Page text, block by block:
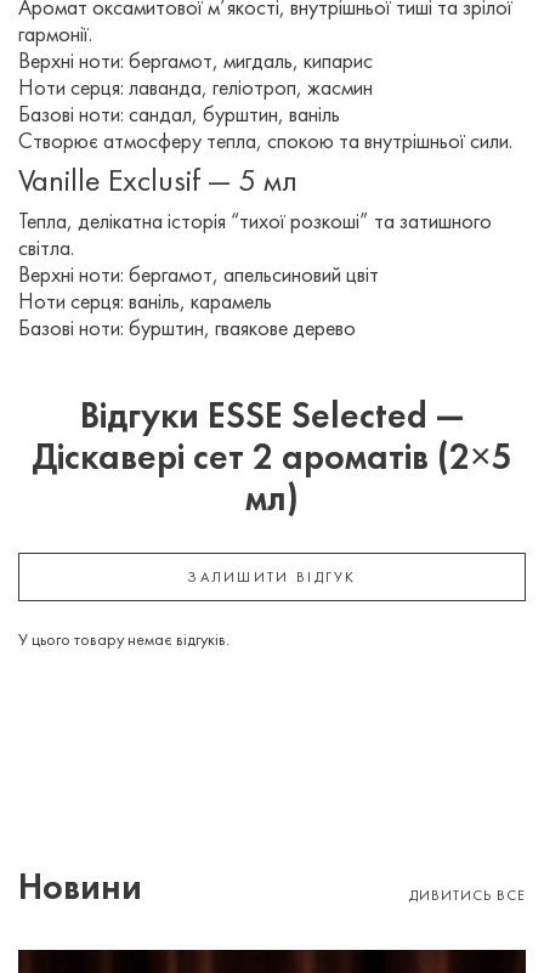
Аромат оксамитової м’якості, внутрішньої тиші та зрілої
гармонії.
Верхні ноти: бергамот, мигдаль, кипарис
Ноти серця: лаванда, геліотроп, жасмин
Базові ноти: сандал, бурштин, ваніль
Створює атмосферу тепла, спокою та внутрішньої сили.
Vanille Exclusif — 5 мл
Тепла, делікатна історія “тихої розкоші” та затишного
світла.
Верхні ноти: бергамот, апельсиновий цвіт
Ноти серця: ваніль, карамель
Базові ноти: бурштин, гваякове дерево
Відгуки ESSE Selected —
Діскавері сет 2 ароматів (2×5
мл)
ЗАЛИШИТИ ВІДГУК
У цього товару немає відгуків.
Новини ДИВИТИСЬ ВСЕ